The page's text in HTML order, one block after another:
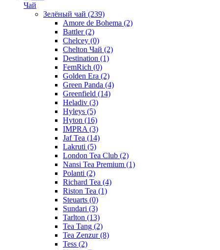
Чай
Зелёный чай (239)
Amore de Bohema (2)
Battler(2)
Chelcey (0)
Chelton Чай (2)
Destination (1)
FemRich (0)
Golden Era (2)
Green Panda (4)
Greenfield (14)
Heladiv (3)
Hyleys (5)
Hyton (16)
IMPRA (3)
Jaf Tea (14)
Lakruti (5)
London Tea Club (2)
Nansi Tea Premium (1)
Polanti (2)
Richard Tea (4)
Riston Tea (1)
Steuarts (0)
Sundari (3)
Tarlton (13)
Tea Tang (2)
Tea Zenzur(8)
Tess (2)